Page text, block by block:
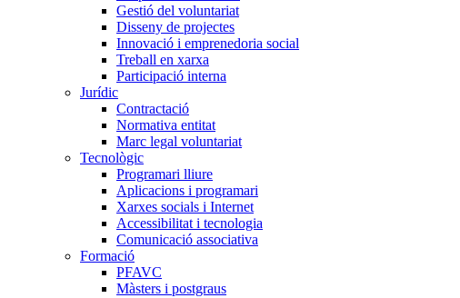
Gestió del voluntariat
Disseny de projectes
Innovació i emprenedoria social
Treball en xarxa
Participació interna
Jurídic
Contractació
Normativa entitat
Marc legal voluntariat
Tecnològic
Programari lliure
Aplicacions i programari
Xarxes socials i Internet
Accessibilitat i tecnologia
Comunicació associativa
Formació
PFAVC
Màsters i postgraus